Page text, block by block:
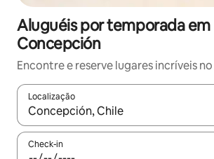
Aluguéis por temporada em
Concepción
Encontre e reserve lugares incríveis
Localização
Quando os resultados estiverem
Check-in